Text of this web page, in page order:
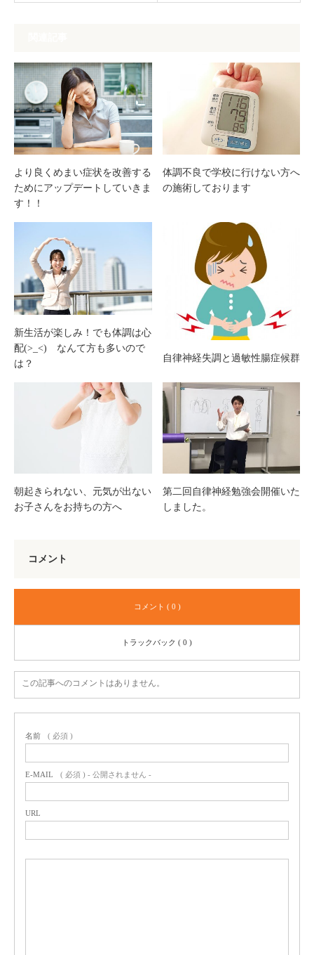
より良くめまい症状を改善する
ためにアップデートしていきま
す！！
体調不良で学校に行けない方へ
の施術しております
新生活が楽しみ！でも体調は心
配(>_<) なんて方も多いので
は？
自律神経失調と過敏性腸症候群
朝起きられない、元気が出ない
お子さんをお持ちの方へ
第二回自律神経勉強会開催いた
しました。
コメント
コメント ( 0 )
トラックバック ( 0 )
この記事へのコメントはありません。
名前 ( 必須 )
E-MAIL ( 必須 ) - 公開されません -
URL